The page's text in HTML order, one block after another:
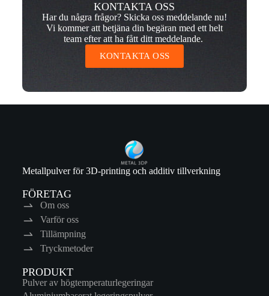
KONTAKTA OSS
Har du några frågor? Skicka oss meddelande nu!
Vi kommer att betjäna din begäran med ett helt
team efter att ha fått ditt meddelande.
KONTAKTA OSS
Metallpulver för 3D-printing och additiv tillverkning
FÖRETAG
Om oss
Varför oss
Tillämpning
Tryckmetoder
PRODUKT
Pulver av högtemperaturlegeringar